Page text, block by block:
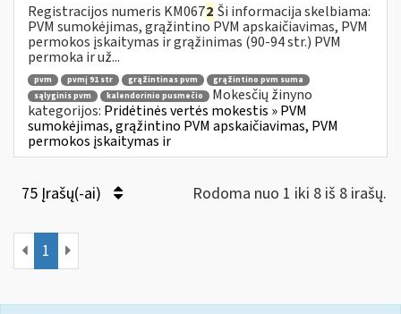
Registracijos numeris KM0672 Ši informacija skelbiama:
PVM sumokėjimas, grąžintino PVM apskaičiavimas, PVM
permokos įskaitymas ir grąžinimas (90-94 str.) PVM
permoka ir už...
pvm pvmį 91 str grąžintinas pvm
grąžintino pvm suma
sąlyginis pvm
kalendorinio pusmečio
Mokesčių žinyno
kategorijos: Pridėtinės vertės mokestis » PVM
sumokėjimas, grąžintino PVM apskaičiavimas, PVM
permokos įskaitymas ir
75 Įrašų(-ai) Rodoma nuo 1 iki 8 iš 8 irašų.
1